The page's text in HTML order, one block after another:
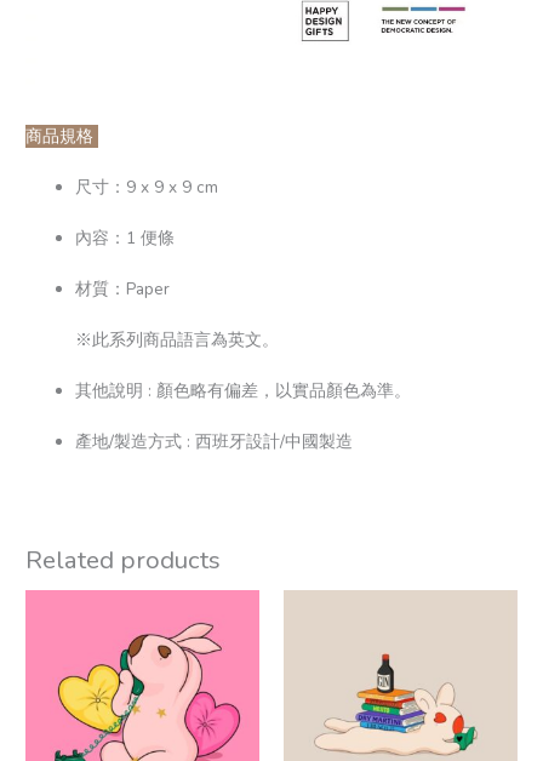
商品規格
尺寸：9 x 9 x 9 cm
內容：1 便條
材質：Paper
※此系列商品語言為英文。
其他說明 : 顏色略有偏差，以實品顏色為準。
產地/製造方式 : 西班牙設計/中國製造
Related products